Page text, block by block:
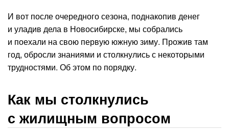
И вот после очередного сезона, поднакопив денег
и уладив дела в Новосибирске, мы собрались
и поехали на свою первую южную зиму. Прожив там
год, обросли знаниями и столкнулись с некоторыми
трудностями. Об этом по порядку.
Как мы столкнулись
с жилищным вопросом